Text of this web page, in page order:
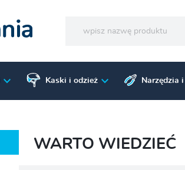
Kaski i odzież Narzędzia
WARTO WIEDZIEĆ